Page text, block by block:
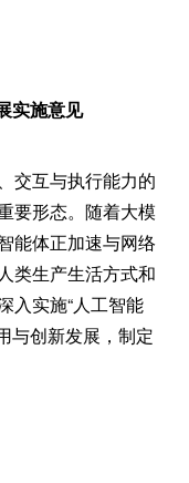
实施意见
交互与执行能力的
要形态。随着大模
能体正加速与网络
类生产生活方式和
入实施“人工智能
与创新发展，制定